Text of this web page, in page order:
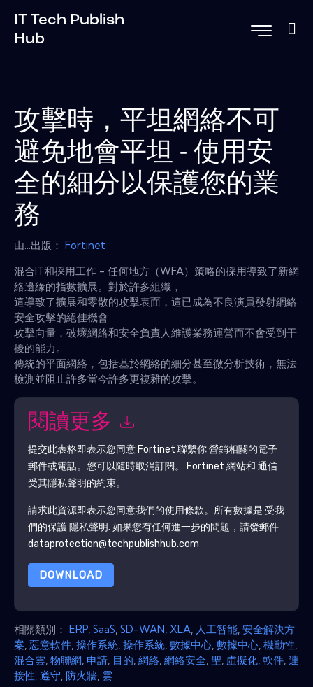
IT Tech Publish
Hub
攻擊時，平坦網絡不可
避免地會平坦 - 使用安
全的細分以保護您的業
務
由...出版： Fortinet
混合IT和採用工作 - 任何地方（WFA）策略的採用導致了新網
絡邊緣的指數擴展。對於許多組織，
這導致了擴展和零散的攻擊表面，這已成為不良演員發射網絡
安全攻擊的絕佳機會
攻擊向量，破壞網絡和安全負責人維護業務運營而不會受到干
擾的能力。
傳統的平面網絡，包括基於網絡的細分甚至微分析技術，無法
檢測並阻止許多當今許多更複雜的攻擊。
閱讀更多
提交此表格即表示您同意 Fortinet 聯繫你 營銷相關的電子
郵件或電話。您可以隨時取消訂閱。
Fortinet 網站和 通信
受其隱私聲明的約束。
請求此資源即表示您同意我們的使用條款。所有數據是 受我
們的保護 隱私聲明. 如果您有任何進一步的問題，請發郵件
dataprotection@techpublishhub.com
DOWNLOAD
相關類別： ERP SaaS SD-WAN XLA 人工智能 安全解決方
案 惡意軟件 操作系統 操作系統 數據中心 數據中心 機動性
混合雲 物聯網 申請 目的 網絡 網絡安全 聖 虛擬化 軟件 連
接性 遵守 防火牆 雲